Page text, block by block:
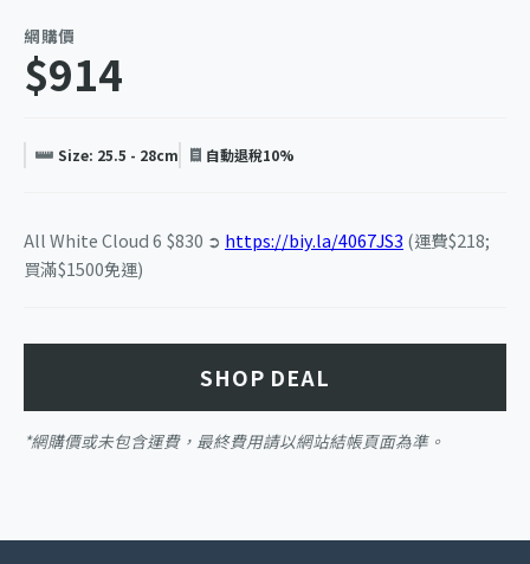
網購價
$914
Size: 25.5 - 28cm 自動退稅10%
All White Cloud 6 $830 ➲ https://biy.la/4067JS3 (運費$218;
買滿$1500免運)
SHOP DEAL
*網購價或未包含運費，最終費用請以網站結帳頁面為準。